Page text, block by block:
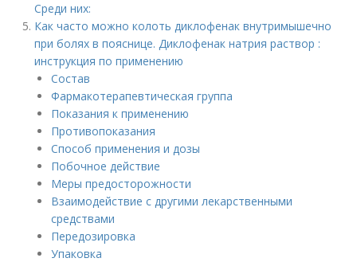
Среди них:
Как часто можно колоть диклофенак внутримышечно
при болях в пояснице. Диклофенак натрия раствор :
инструкция по применению
Состав
Фармакотерапевтическая группа
Показания к применению
Противопоказания
Способ применения и дозы
Побочное действие
Меры предосторожности
Взаимодействие с другими лекарственными
средствами
Передозировка
Упаковка